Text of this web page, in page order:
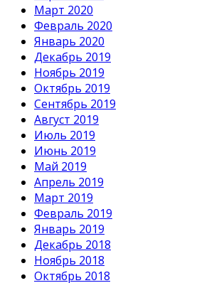
Март 2020
Февраль 2020
Январь 2020
Декабрь 2019
Ноябрь 2019
Октябрь 2019
Сентябрь 2019
Август 2019
Июль 2019
Июнь 2019
Май 2019
Апрель 2019
Март 2019
Февраль 2019
Январь 2019
Декабрь 2018
Ноябрь 2018
Октябрь 2018